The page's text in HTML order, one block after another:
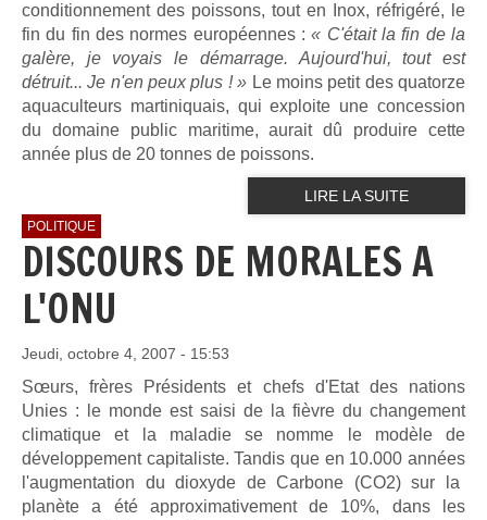
conditionnement des poissons, tout en Inox, réfrigéré, le
fin du fin des normes européennes :« C'était la fin de la
galère, je voyais le démarrage. Aujourd'hui, tout est
détruit... Je n'en peux plus ! » Le moins petit des quatorze
aquaculteurs martiniquais, qui exploite une concession
du domaine public maritime, aurait dû produire cette
année plus de 20 tonnes de poissons.
LIRE LA SUITE
POLITIQUE
DISCOURS DE MORALES A
L'ONU
Jeudi, octobre 4, 2007 - 15:53
Sœurs, frères Présidents et chefs d'Etat des nations
Unies : le monde est saisi de la fièvre du changement
climatique et la maladie se nomme
le modèle de
développement capitaliste. Tandis que en 10.000 années
l'augmentation du dioxyde de Carbone (CO2) sur la
planète a étéapproximativement de 10%, dans les